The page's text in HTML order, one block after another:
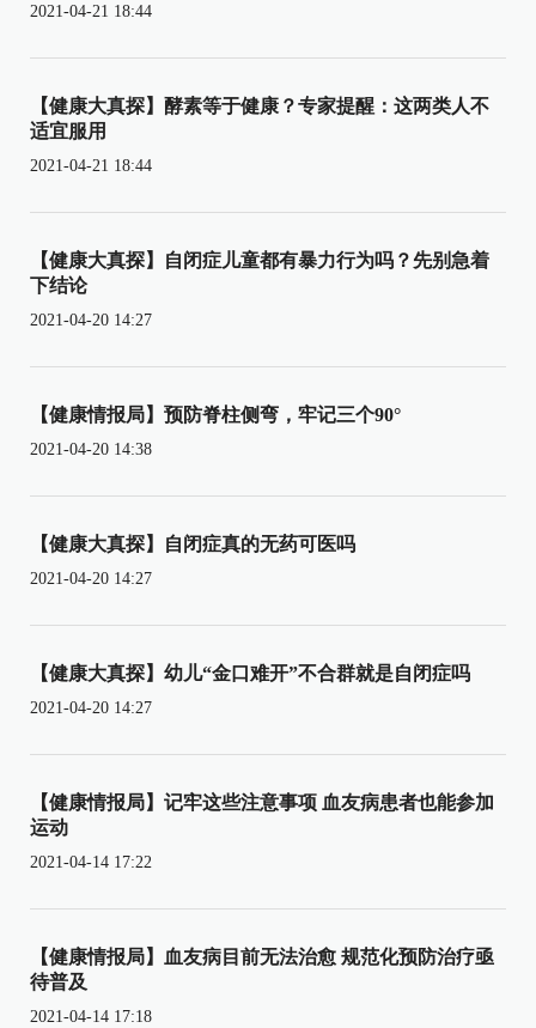
2021-04-21 18:44
【健康大真探】酵素等于健康？专家提醒：这两类人不
适宜服用
2021-04-21 18:44
【健康大真探】自闭症儿童都有暴力行为吗？先别急着
下结论
2021-04-20 14:27
【健康情报局】预防脊柱侧弯，牢记三个90°
2021-04-20 14:38
【健康大真探】自闭症真的无药可医吗
2021-04-20 14:27
【健康大真探】幼儿“金口难开”不合群就是自闭症吗
2021-04-20 14:27
【健康情报局】记牢这些注意事项 血友病患者也能参加
运动
2021-04-14 17:22
【健康情报局】血友病目前无法治愈 规范化预防治疗亟
待普及
2021-04-14 17:18